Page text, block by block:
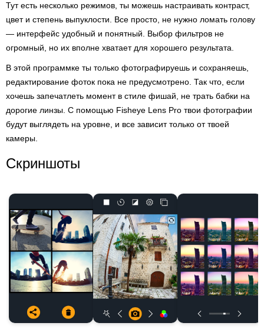
Тут есть несколько режимов, ты можешь настраивать контраст,
цвет и степень выпуклости. Все просто, не нужно ломать голову
— интерфейс удобный и понятный. Выбор фильтров не
огромный, но их вполне хватает для хорошего результата.
В этой программке ты только фотографируешь и сохраняешь,
редактирование фоток пока не предусмотрено. Так что, если
хочешь запечатлеть момент в стиле фишай, не трать бабки на
дорогие линзы. С помощью Fisheye Lens Pro твои фотографии
будут выглядеть на уровне, и все зависит только от твоей
камеры.
Скриншоты